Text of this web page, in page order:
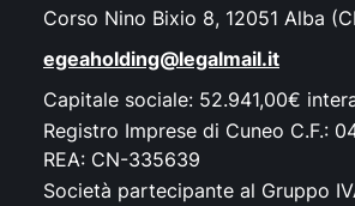
Corso Nino Bixio 8, 12051 Alba
egeaholding@legalmail.it
Capitale sociale: 52.941,00€
Registro Imprese di Cuneo C.F.:
REA: CN-335639
Società partecipante al Gruppo